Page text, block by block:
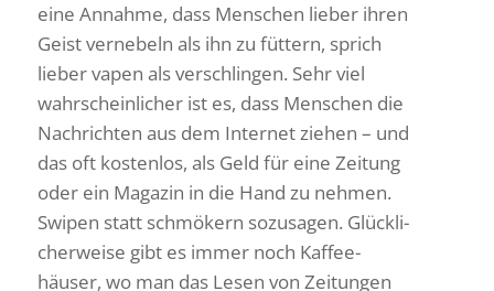
eine Annahme, dass Menschen lieber ihren
Geist verne­beln als ihn zu füttern, sprich
lieber vapen als verschlingen. Sehr viel
wahr­schein­li­cher ist es, dass Menschen die
Nach­richten aus dem Internet ziehen – und
das oft kostenlos, als Geld für eine Zeitung
oder ein Magazin in die Hand zu nehmen.
Swipen statt schmö­kern sozu­sagen. Glück­li­
cher­weise gibt es immer noch Kaffee­
häuser, wo man das Lesen von Zeitungen